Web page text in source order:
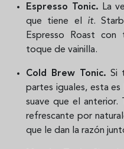
Espresso Tonic. La
que tiene el it.
Espresso Roast con
toque de vainilla.
Cold Brew Tonic. Si
partes iguales, esta
suave que el anterior.
refrescante por
que le dan la razón